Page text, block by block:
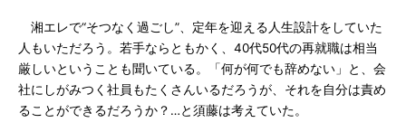
湘エレで“そつなく過ごし”、定年を迎える人生設計をしていた
人もいただろう。若手ならともかく、40代50代の再就職は相当
厳しいということも聞いている。「何が何でも辞めない」と、会
社にしがみつく社員もたくさんいるだろうが、それを自分は責め
ることができるだろうか？…と須藤は考えていた。